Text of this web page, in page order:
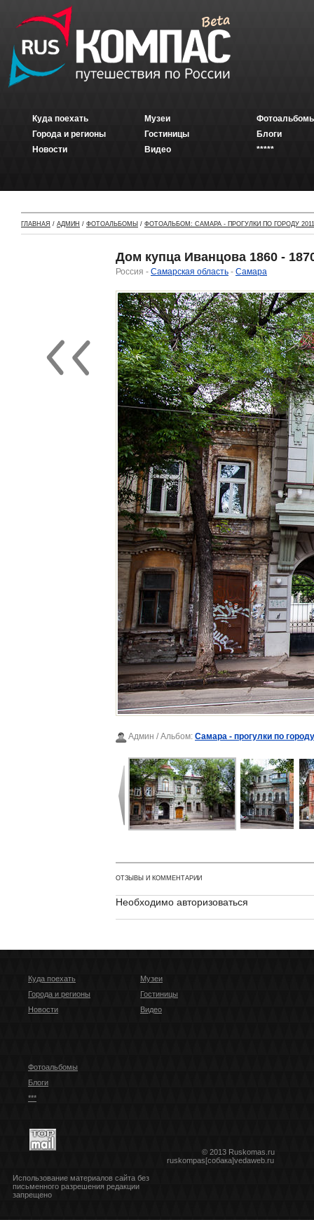
Куда поехать
Города и регионы
Новости
Музеи
Гостиницы
Видео
Блоги
*****
ГЛАВНАЯ / АДМИН / ФОТОАЛЬБОМЫ / ФОТОАЛЬБОМ: САМАРА - ПРОГУЛКИ ПО ГОРОДУ
Дом купца Иванцова 1860 -
Россия - Самарская область - Самара
Админ / Альбом: Самара - прогулки по
ОТЗЫВЫ И КОММЕНТАРИИ
Необходимо авторизоваться
Куда поехать
Города и регионы
Новости
Музеи
Гостиницы
Видео
Фотоальбомы
Блоги
***
© 2013 Ruskomas.ru
ruskompas[собака]vedaweb.ru
Использование материалов сайта без
письменного разрешения редакции
запрещено